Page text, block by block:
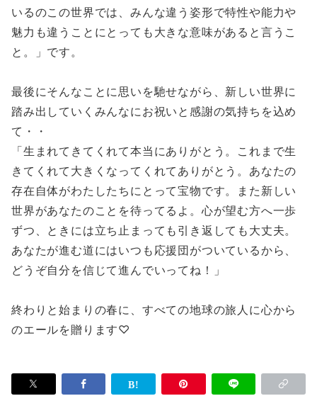
いるのこの世界では、みんな違う姿形で特性や能力や
魅力も違うことにとっても大きな意味があると言うこ
と。」です。
最後にそんなことに思いを馳せながら、新しい世界に
踏み出していくみんなにお祝いと感謝の気持ちを込め
て・・
「生まれてきてくれて本当にありがとう。これまで生
きてくれて大きくなってくれてありがとう。あなたの
存在自体がわたしたちにとって宝物です。また新しい
世界があなたのことを待ってるよ。心が望む方へ一歩
ずつ、ときには立ち止まっても引き返しても大丈夫。
あなたが進む道にはいつも応援団がついているから、
どうぞ自分を信じて進んでいってね！」
終わりと始まりの春に、すべての地球の旅人に心から
のエールを贈ります♡